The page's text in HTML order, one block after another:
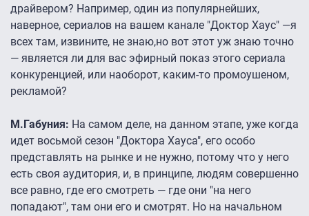
драйвером? Например, один из популярнейших,
наверное, сериалов на вашем канале "Доктор Хаус" —я
всех там, извините, не знаю,но вот этот уж знаю точно
— является ли для вас эфирный показ этого сериала
конкуренцией, или наоборот, каким-то промоушеном,
рекламой?
М.Габуния: На самом деле, на данном этапе, уже когда
идет восьмой сезон "Доктора Хауса", его особо
представлять на рынке и не нужно, потому что у него
есть своя аудитория, и, в принципе, людям совершенно
все равно, где его смотреть — где они "на него
попадают", там они его и смотрят. Но на начальном